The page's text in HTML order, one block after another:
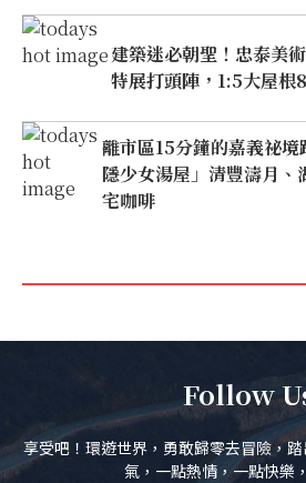
建築迷必朝聖！忠泰美
特展打頭陣，1:5大屋根
離市區15分鐘的嘉義祕
隱少女湯屋」清豐濤月、
宅咖啡
Follow
享受吧！環遊世界，勇敢歸零去冒險，
氣，一點熱情，一點快樂